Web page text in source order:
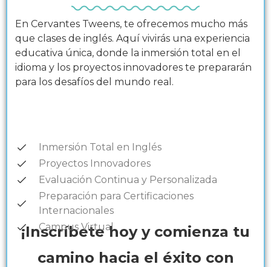
En Cervantes Tweens, te ofrecemos mucho más
que clases de inglés. Aquí vivirás una experiencia
educativa única, donde la inmersión total en el
idioma y los proyectos innovadores te prepararán
para los desafíos del mundo real.
Inmersión Total en Inglés
Proyectos Innovadores
Evaluación Continua y Personalizada
Preparación para Certificaciones
Internacionales
Campus Virtual
¡Inscríbete hoy y comienza tu
camino hacia el éxito con